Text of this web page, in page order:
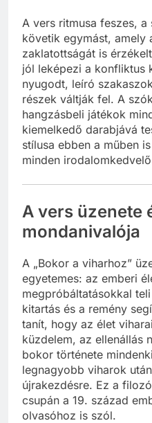
A vers ritmusa feszes,
követik egymást, amely
zaklatottságát is
jól leképezi a konfliktus
nyugodt, leíró
részek váltják fel. A
hangzásbeli játékok
kiemelkedő darabjává
stílusa ebben a műben
minden
A vers üzenete
mondanivalója
A „Bokor a viharhoz”
egyetemes: az emberi
megpróbáltatásokkal
kitartás és a remény
tanít, hogy az élet
küzdelem, az ellenállás
bokor története
legnagyobb viharok
újrakezdésre. Ez a
csupán a 19. század
olvasóhoz is szól.